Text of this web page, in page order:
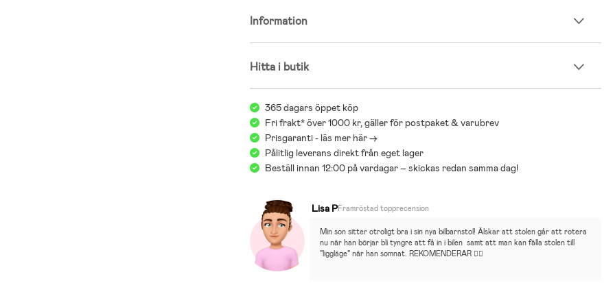
- Rekommenderad längd: 40-105 cm.
- Rekommenderad ålder: Från nyfödd till 4 år.
rekommendation att barn ska åka bakåtvänt upp till 4–5 års ålder. En del stolar på
marknaden kan ha europeiskt godkännande att vändas tidigare men barnet åker
alltid säkrast bakåtvänt!Vi på Jollyroom vet hur viktigt det är att välja en
bilbarnstol som passar just ditt barns behov och att det ibland kan bli mycket att
tänka på med olika modeller, märken och funktioner. För att underlätta detta
Information
Hitta i butik
365 dagars öppet köp
Fri frakt* över 1000 kr, gäller för postpaket & varubrev
Prisgaranti - läs mer här ->
Pålitlig leverans direkt från eget lager
Beställ innan 12:00 på vardagar – skickas redan samma dag!
Lisa PFramröstad topprecension
Min son sitter otroligt bra i sin nya bilbarnstol! Älskar att stolen går att rotera
nu när han börjar bli tyngre att få in i bilen  samt att man kan fälla stolen till
”liggläge” när han somnat. REKOMENDERAR 👍🏼